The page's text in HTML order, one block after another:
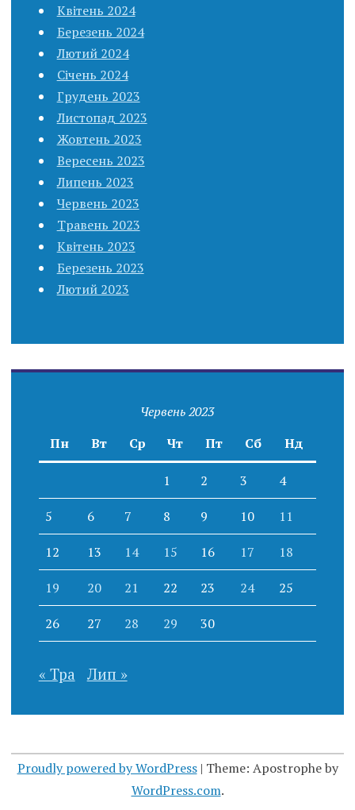
Квітень 2024
Березень 2024
Лютий 2024
Січень 2024
Грудень 2023
Листопад 2023
Жовтень 2023
Вересень 2023
Липень 2023
Червень 2023
Травень 2023
Квітень 2023
Березень 2023
Лютий 2023
Червень 2023
Пн
Вт Ср Чт Пт Сб Нд
1 2 3 4
5 6 7 8 9 10 11
12 13 14 15 16 17 18
19 20 21 22 23 24 25
26 27 28 29 30
« Тра Лип »
Proudly powered by WordPress | Theme: Apostrophe by
WordPress.com.